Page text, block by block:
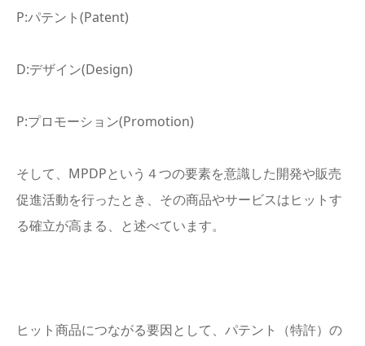
P:パテント(Patent)
D:デザイン(Design)
P:プロモーション(Promotion)
そして、MPDPという４つの要素を意識した開発や販売
促進活動を行ったとき、その商品やサービスはヒットす
る確立が高まる、と述べています。
ヒット商品につながる要因として、パテント（特許）の